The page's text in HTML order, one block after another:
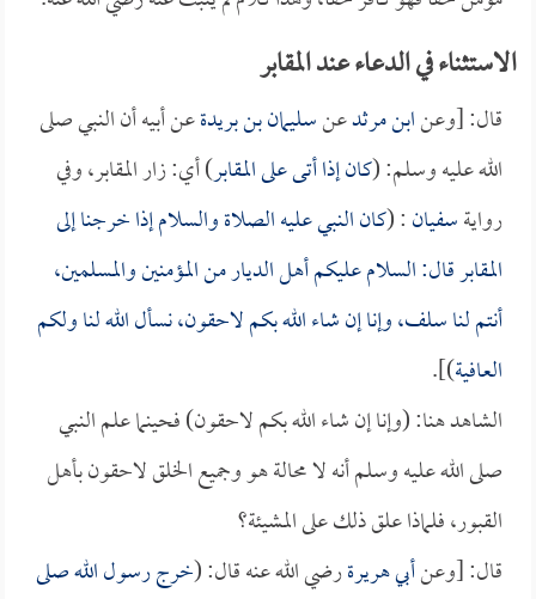
الاستثناء في الدعاء عند المقابر
قال: [وعنابن مرثدعنسليمان بن بريدةعن أبيه أن النبي صلى
الله عليه وسلم: (كان إذا أتى على المقابر) أي: زار المقابر، وفي
روايةسفيان: (كان النبي عليه الصلاة والسلام إذا خرجنا إلى
المقابر قال: السلام عليكم أهل الديار من المؤمنين والمسلمين،
أنتم لنا سلف، وإنا إن شاء الله بكم لاحقون، نسأل الله لنا ولكم
العافية)].
الشاهد هنا: (وإنا إن شاء الله بكم لاحقون) فحينما علم النبي
صلى الله عليه وسلم أنه لا محالة هو وجميع الخلق لاحقون بأهل
القبور، فلماذا علق ذلك على المشيئة؟
قال: [وعنأبي هريرةرضي الله عنه قال: (خرج رسول الله صلى